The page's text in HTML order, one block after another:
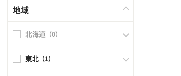
地域
北海道 （0）
東北 （1）